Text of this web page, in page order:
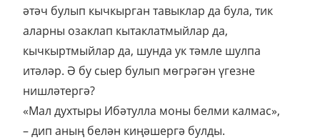
әтәч булып кычкырган тавыклар да була, тик
аларны озаклап кытаклатмыйлар да,
кычкыртмыйлар да, шунда ук тәмле шулпа
итәләр. Ә бу сыер булып мөгрәгән үгезне
нишләтергә?
«Мал духтыры Ибәтулла моны белми калмас»,
– дип аның белән киңәшергә булды.